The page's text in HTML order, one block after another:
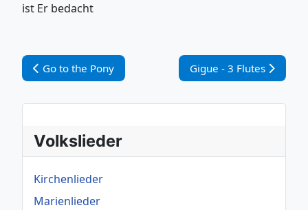
ist Er bedacht
Vorheriger Beitrag: Go to the Pony
Go to the Pony Nächster Beitrag:
Gigue - 3 Flutes
Volkslieder
Kirchenlieder
Marienlieder